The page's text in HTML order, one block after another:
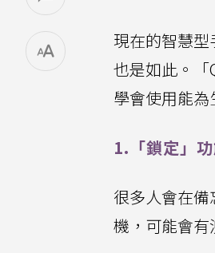
現在的智慧
也是如此。「
學會使用能為
1.「鎖定」
很多人會在
機，可能會有